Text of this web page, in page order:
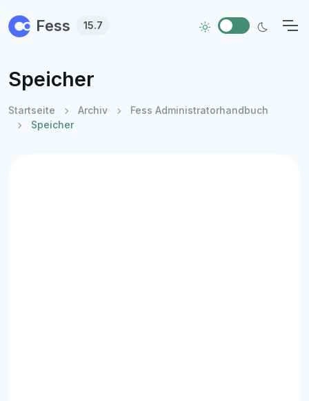
Fess 15.7
Speicher
Startseite Archiv
Fess Administratorhandbuch
Speicher